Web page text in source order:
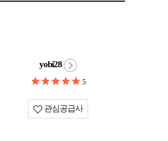
yobi28
5
관심공급사